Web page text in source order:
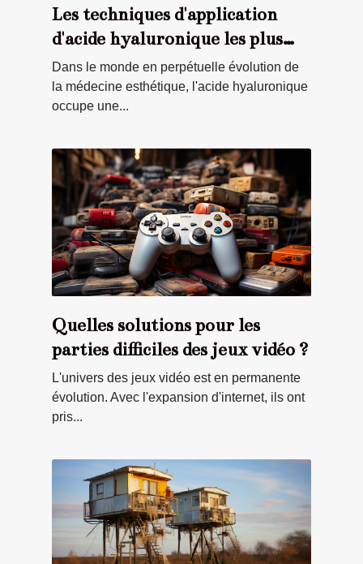
Les techniques d'application
d'acide hyaluronique les plus
innovantes
Dans le monde en perpétuelle évolution de
la médecine esthétique, l'acide hyaluronique
occupe une...
Quelles solutions pour les
parties difficiles des jeux vidéo ?
L'univers des jeux vidéo est en permanente
évolution. Avec l'expansion d'internet, ils ont
pris...